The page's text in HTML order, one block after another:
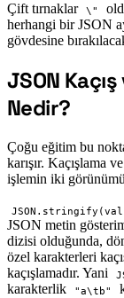
Çift tırnaklar \"
herhangi bir JSON
gövdesine
#
JSON
Nedir?
Çoğu eğitim bu
karışır. Kaçışlama ve
işlemin iki
JSON metin
dizisi olduğunda,
özel karakterleri
kaçışlamadır. Yani
karakterlik
"a\tb"